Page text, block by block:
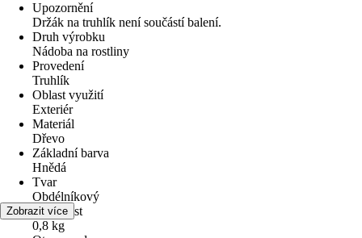
Upozornění
Držák na truhlík není součástí balení.
Druh výrobku
Nádoba na rostliny
Provedení
Truhlík
Oblast využití
Exteriér
Materiál
Dřevo
Základní barva
Hnědá
Tvar
Obdélníkový
Hmotnost
0,8 kg
Zobrazit více